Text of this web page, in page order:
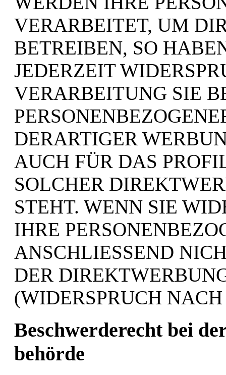
VERARBEITET, UM
BETREIBEN, SO
JEDERZEIT
VERARBEITUNG SIE
DERARTIGER
AUCH FÜR DAS
SOLCHER
STEHT. WENN SIE
IHRE
ANSCHLIESSEND
DER
(WIDERSPRUCH
Beschwerde­recht bei
behörde